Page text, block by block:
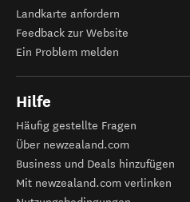
Landkarte anfordern
Feedback zur Website
Ein Problem melden
Hilfe
Häufig gestellte Fragen
Über newzealand.com
Business und Deals hinzufügen
Mit newzealand.com verlinken